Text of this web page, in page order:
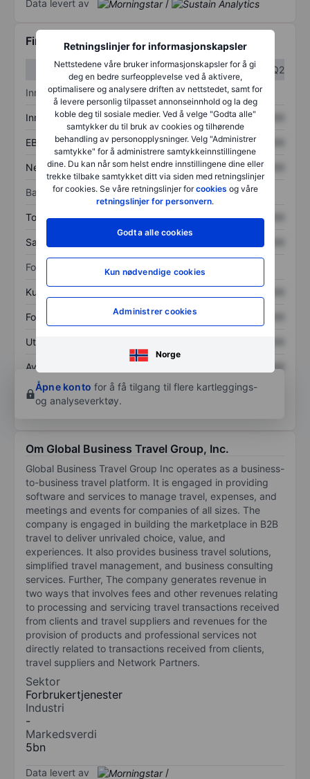
Retningslinjer for informasjonskapsler
Nettstedene våre bruker informasjonskapsler for å gi
deg en bedre surfeopplevelse ved å aktivere,
optimalisere og analysere driften av nettstedet, samt for
å levere personlig tilpasset annonseinnhold og la deg
koble deg til sosiale medier. Ved å velge "Godta alle"
samtykker du til bruk av cookies og tilhørende
behandling av personopplysninger. Velg "Administrer
samtykke" for å administrere samtykkeinnstillingene
dine. Du kan når som helst endre innstillingene dine eller
trekke tilbake samtykket ditt via siden med retningslinjer
for cookies. Se våre retningslinjer forcookies og våre
retningslinjer for personvern.
Godta alle cookies
Kun nødvendige cookies
Administrer cookies
Norge
Data levert av /
Finansiell informasjon
Q1
Q2
Inntektsoversikt
Inntekter XXXXXXX XXXXXXX
EBITDA XXXXXXX XXXXXXX
Nettoinntekt XXXXXXX XXXXXXX
Balanse
Totale eiendeler XXXXXXX XXXXXXX
Samlet gjeld
Forholdstall
Kurs/salg
Fortjeneste per aksje XXXXXXX
Utbytte per aksje
Avkastning på
egenkapital
XXXXXXX
Åpne konto for å få tilgang til flere kartleggings-
og analyseverktøy.
Om Global Business Travel Group, Inc.
Global Business Travel Group Inc operates as a business-
to-business travel platform. It is engaged in providing
software and services to manage travel, expenses, and
meetings and events for companies of all sizes. The
company is engaged in building the marketplace in B2B
travel to deliver unrivaled choice, value, and
experiences. It also provides business travel solutions,
simplified travel management, and business consulting
services. Further, The company generates revenue in
two ways that involves fees and other revenues relating
to processing and servicing travel transactions received
from clients and travel suppliers and revenues for the
provision of products and professional services not
directly related to transactions received from clients,
travel suppliers and Network Partners.
Sektor
Forbrukertjenester
Industri
-
Markedsverdi
5bn
Data levert av /